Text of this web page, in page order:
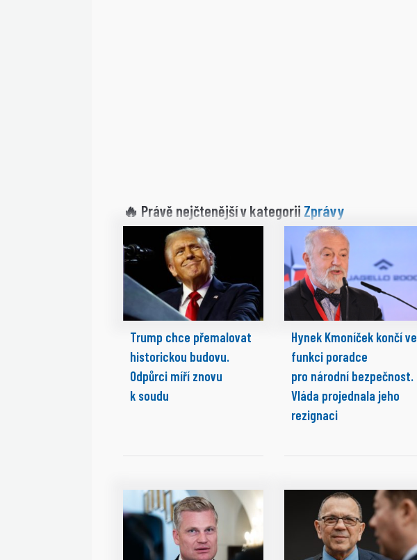
🔥 Právě nejčtenější v kategorii Zprávy
Trump chce přemalovat
historickou budovu.
Odpůrci míří znovu
k soudu
Hynek Kmoníček končí ve
funkci poradce
pro národní bezpečnost.
Vláda projednala jeho
rezignaci